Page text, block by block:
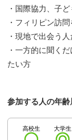
・国際協力、子
・フィリピン訪
・現地で出会う
・一方的に聞く
たい方
参加する人の年齢
高校生 大学生